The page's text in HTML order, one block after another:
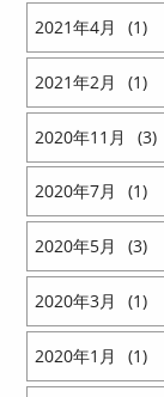
2021 4 1
2021 2 1
2020 11 3
2020 7 1
2020 5 3
2020 3 1
2020 1 1